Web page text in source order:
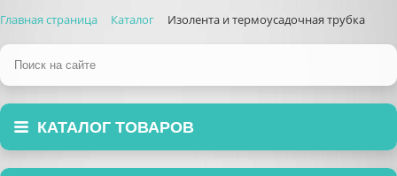
Главная страница Каталог Изолента и термоусадочная трубка
КАТАЛОГ ТОВАРОВ